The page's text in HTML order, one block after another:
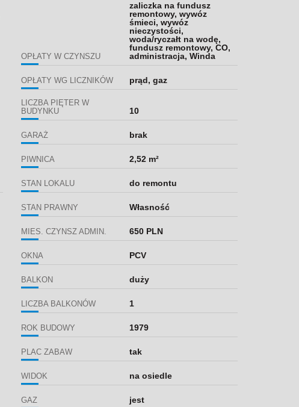
OPŁATY W CZYNSZU
zaliczka na fundusz
remontowy, wywóz
śmieci, wywóz
nieczystości,
woda/ryczałt na wodę,
fundusz remontowy, CO,
administracja, Winda
OPŁATY WG LICZNIKÓW prąd, gaz
LICZBA PIĘTER W
BUDYNKU
10
GARAŻ brak
PIWNICA 2,52 m²
STAN LOKALU do remontu
STAN PRAWNY Własność
MIES. CZYNSZ ADMIN. 650 PLN
OKNA PCV
BALKON duży
LICZBA BALKONÓW 1
ROK BUDOWY 1979
PLAC ZABAW tak
WIDOK na osiedle
GAZ jest